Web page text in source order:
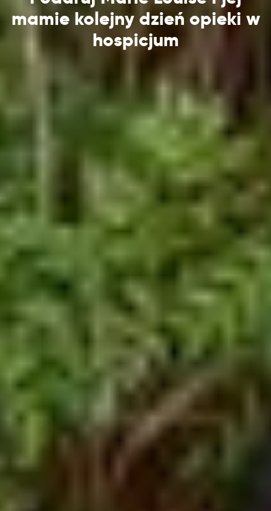
mamie kolejny dzień opieki w
hospicjum